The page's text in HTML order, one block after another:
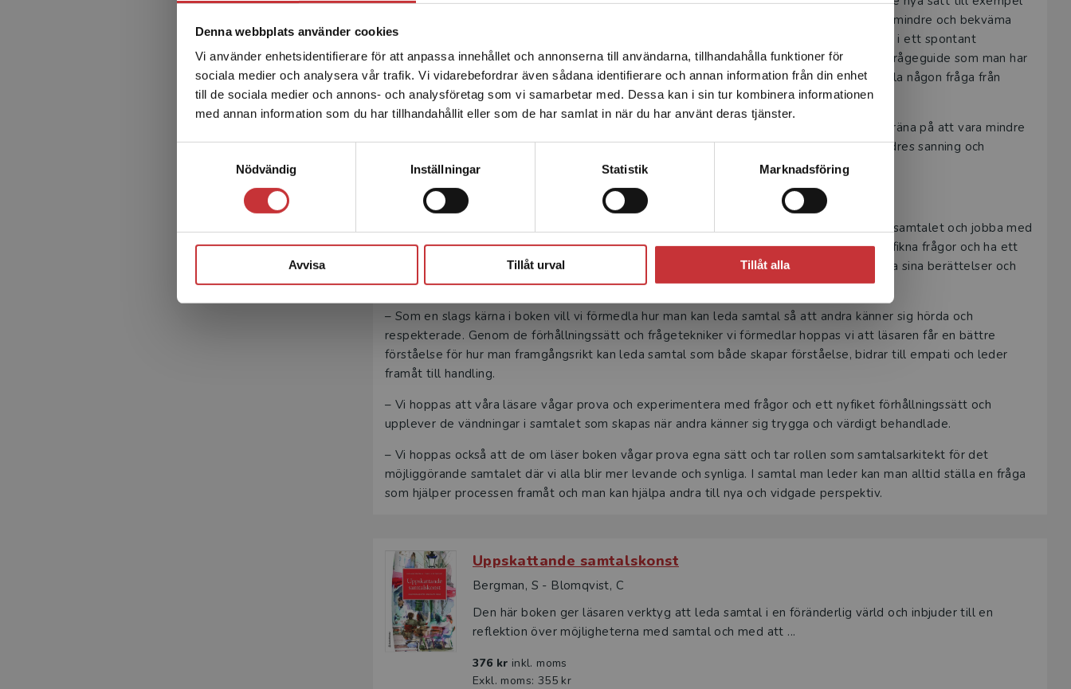
Denna webbplats använder cookies
Vi använder enhetsidentifierare för att anpassa innehållet och annonserna till användarna, tillhandahålla funktioner för
sociala medier och analysera vår trafik. Vi vidarebefordrar även sådana identifierare och annan information från din enhet
till de sociala medier och annons- och analysföretag som vi samarbetar med. Dessa kan i sin tur kombinera informationen
med annan information som du har tillhandahållit eller som de har samlat in när du har använt deras tjänster.
Nödvändig
Inställningar Statistik Marknadsföring
Avvisa Tillåt urval Tillåt alla
Det verkar som att du besöker studentlitteratur.se via en
enhet utanför Sverige. Vi erbjuder inte leveranser utanför
Sverige. För att kunna slutföra ett köp måste
leveransadressen vara i Sverige.Läs mer
med att ställa fler frågor, blir en bättre lyssnare, våga prata om det som vibrerar. Börja i mindre och bekväma
sammanhang för att se hur det går och vilken skillnad det gör i ett rum, på ett möte eller i ett spontant
sammanhang. Man kan ur frågeguiden i boken plocka några frågor som blir som en egen frågeguide som man har
med sig på möten och i samtal. Det gör att man aldrig tappar bort sig utan alltid kan ställa någon fråga från
guiden som kan hjälpa dig att ta samtalet vidare om det har låst sig.
Viktigt är att arbetssättet är lika mycket ett förhållningssätt som en metodik. Man får träna på att vara mindre
dömande, att inte ha svar på andras problem och försöka vara genuint nyfiken på den andres sanning och
berättelse.
Vilka budskap eller lärdomar hoppas ni att läsarna tar med sig från boken?
Det viktigaste budskapet som vi hoppas förmedla är att man alltid kan komma vidare i samtalet och jobba med
sig själv och andra och göra rörelsen möjlig. Genom att ställa utforskande och genuint nyfikna frågor och ha ett
neutralt förhållningssätt bortom dömande får man andra att känna sig trygga i att berätta sina berättelser och
våga prata om det som vibrerar och är svårt att prata om.
– Som en slags kärna i boken vill vi förmedla hur man kan leda samtal så att andra känner sig hörda och
respekterade. Genom de förhållningssätt och frågetekniker vi förmedlar hoppas vi att läsaren får en bättre
förståelse för hur man framgångsrikt kan leda samtal som både skapar förståelse, bidrar till empati och leder
framåt till handling.
– Vi hoppas att våra läsare vågar prova och experimentera med frågor och ett nyfiket förhållningssätt och
upplever de vändningar i samtalet som skapas när andra känner sig trygga och värdigt behandlade.
– Vi hoppas också att de om läser boken vågar prova egna sätt och tar rollen som samtalsarkitekt för det
möjliggörande samtalet där vi alla blir mer levande och synliga. I samtal man leder kan man alltid ställa en fråga
som hjälper processen framåt och man kan hjälpa andra till nya och vidgade perspektiv.
Uppskattande samtalskonst
Bergman, S - Blomqvist, C
Den här boken ger läsaren verktyg att leda samtal i en föränderlig värld och inbjuder till en
reflektion över möjligheterna med samtal och med att ...
376 kr inkl. moms
Exkl. moms: 355 kr